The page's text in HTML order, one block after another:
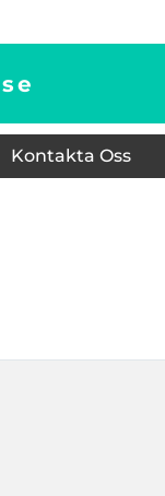
se
Kontakta Oss